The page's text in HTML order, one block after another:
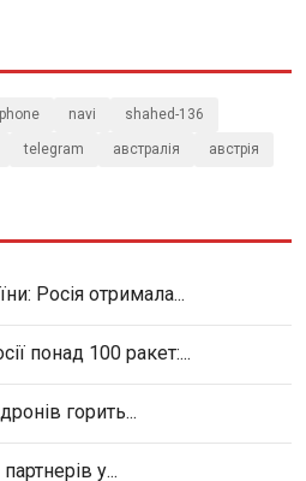
navi shahed-136
telegram австралія австрія
Росія отримала...
понад 100 ракет:...
горить...
у...